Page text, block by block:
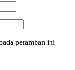
peramban ini